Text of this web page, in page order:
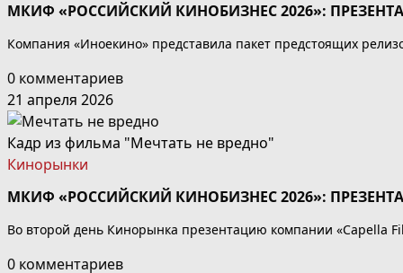
МКИФ «РОССИЙСКИЙ КИНОБИЗНЕС 2026»:
Компания «Иноекино» представила пакет предстоящих
0 комментариев
21 апреля 2026
Кадр из фильма "Мечтать не вредно"
Кинорынки
МКИФ «РОССИЙСКИЙ КИНОБИЗНЕС 2026»:
Во второй день Кинорынка презентацию компании «Capella
0 комментариев